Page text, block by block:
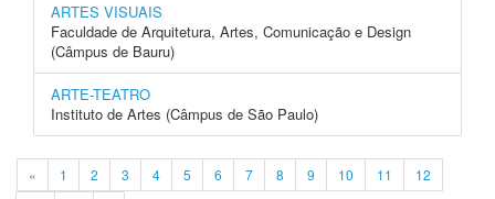
ARTES VISUAIS
Faculdade de Arquitetura, Artes, Comunicação e Design
(Câmpus de Bauru)
ARTE-TEATRO
Instituto de Artes (Câmpus de São Paulo)
« 1 2 3 4 5 6 7 8 9 10 11
12